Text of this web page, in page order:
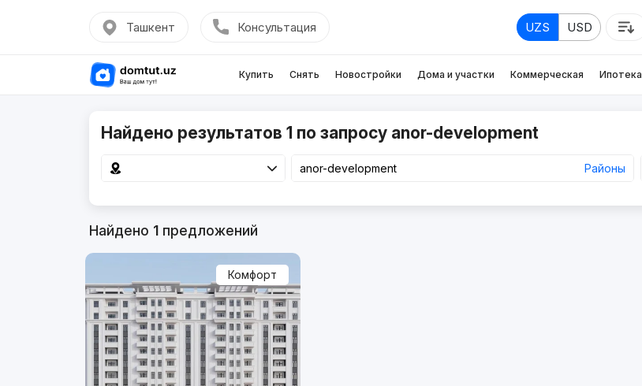
Ташкент Консультация UZS USD
Купить Снять Новостройки Дома и участки Коммерческая Ипотека
Найдено результатов 1 по запросу anor-development
Районы
Найдено 1предложений
Комфорт